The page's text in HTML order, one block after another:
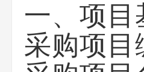
一、项目
采购项目